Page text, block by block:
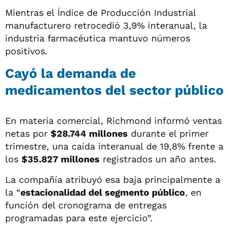
Mientras el Índice de Producción Industrial
manufacturero retrocedió 3,9% interanual, la
industria farmacéutica mantuvo números
positivos.
Cayó la demanda de
medicamentos del sector público
En materia comercial, Richmond informó ventas
netas por $28.744 millones durante el primer
trimestre, una caída interanual de 19,8% frente a
los $35.827 millones registrados un año antes.
La compañía atribuyó esa baja principalmente a
la “estacionalidad del segmento público, en
función del cronograma de entregas
programadas para este ejercicio”.